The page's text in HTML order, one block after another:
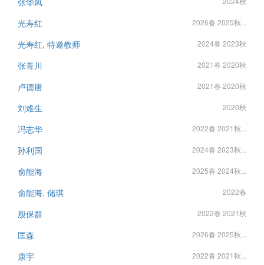
光寿红 2026春 2025秋...
光寿红, 特邀教师 2024春 2023秋
张青川 2021春 2020秋
卢德唐 2021春 2020秋
刘难生 2020秋
冯志华 2022春 2021秋...
孙利国 2024春 2023秋...
俞能海 2025春 2024秋...
俞能海, 储琪 2022春
殷保群 2022春 2021秋
匡森 2026春 2025秋...
康宇 2022春 2021秋...